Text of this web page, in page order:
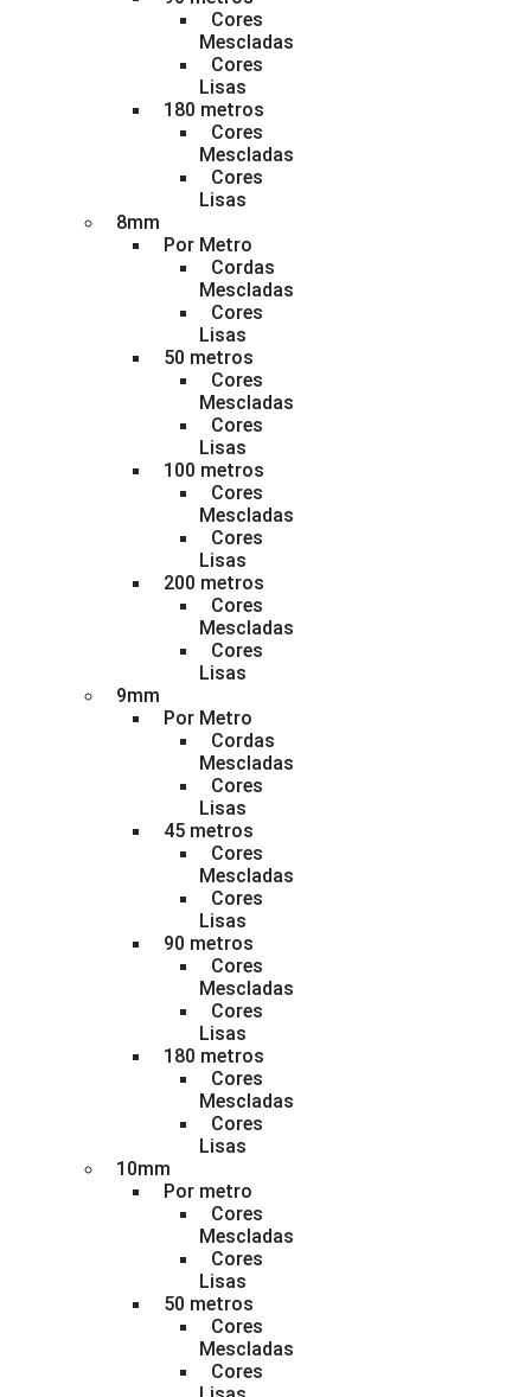
Cores
Mescladas
Cores
Lisas
180 metros
Cores
Mescladas
Cores
Lisas
8mm
Por Metro
Cordas
Mescladas
Cores
Lisas
50 metros
Cores
Mescladas
Cores
Lisas
100 metros
Cores
Mescladas
Cores
Lisas
200 metros
Cores
Mescladas
Cores
Lisas
9mm
Por Metro
Cordas
Mescladas
Cores
Lisas
45 metros
Cores
Mescladas
Cores
Lisas
90 metros
Cores
Mescladas
Cores
Lisas
180 metros
Cores
Mescladas
Cores
Lisas
10mm
Por metro
Cores
Mescladas
Cores
Lisas
50 metros
Cores
Mescladas
Cores